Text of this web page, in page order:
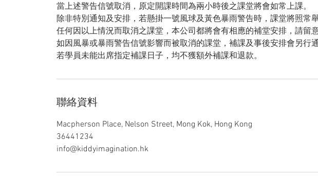
當上述警告信號取消，原定開課時間為兩小時後之課堂將會如常上課。
除非特別通知及安排，若懸掛一號風球及黃色暴雨警告時，課堂將照常舉
任何因以上情況而取消之課堂，本公司都將會有相應的補堂安排，請留意
如因風暴或暴雨警告信號影響而被取消的課堂，補課及事後安排會另行通
若學員未能出席指定補課日子，均不獲額外補課和退款。
聯絡資料
Macpherson Place, Nelson Street, Mong Kok, Hong Kong
36441234
info@kiddyimagination.hk